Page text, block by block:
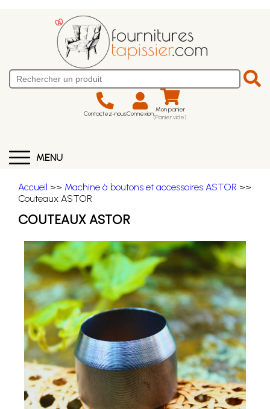
Contactez-nousConnexion Mon panier
(Panier vide)
MENU
Accueil >> Machine à boutons et accessoires ASTOR >>
Couteaux ASTOR
COUTEAUX ASTOR